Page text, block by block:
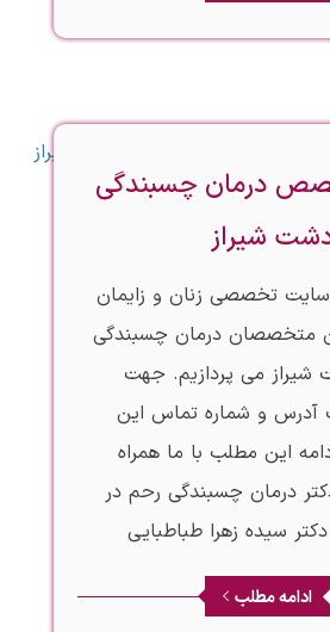
درمان چسبندگی
شیراز
تخصصی زنان و زایمان
متخصصان درمان چسبندگی
می پردازیم. جهت
آدرس و شماره تماس این
این مطلب با ما همراه
درمان چسبندگی رحم در
سیده زهرا طباطبایی
ادامه مطلب